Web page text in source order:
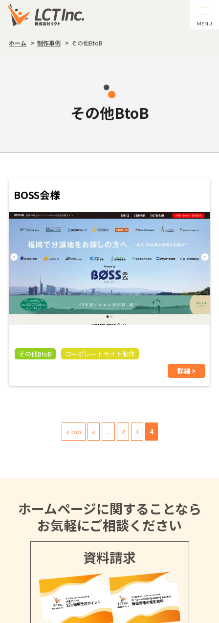
MENU
ホーム 制作事例 その他BtoB
その他BtoB
BOSS会様
その他BtoB
コーポレートサイト制作
詳細 >
« top « ... 2 3 4
ホームページに関することなら
お気軽にご相談ください
資料請求